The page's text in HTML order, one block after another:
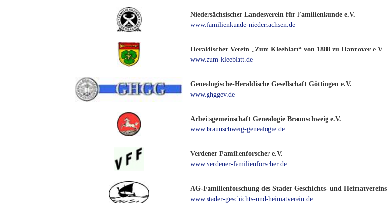
Niedersächsischer Landesverein für Familienkunde e.V.
www.familienkunde-niedersachsen.de
Heraldischer Verein „Zum Kleeblatt“ von 1888 zu Hannover e.V.
www.zum-kleeblatt.de
Genealogische-Heraldische Gesellschaft Göttingen e.V.
www.ghggev.de
Arbeitsgemeinschaft Genealogie Braunschweig e.V.
www.braunschweig-genealogie.de
Verdener Familienforscher e.V.
www.verdener-familienforscher.de
AG-Familienforschung des Stader Geschichts- und Heimatvereins
www.stader-geschichts-und-heimatverein.de